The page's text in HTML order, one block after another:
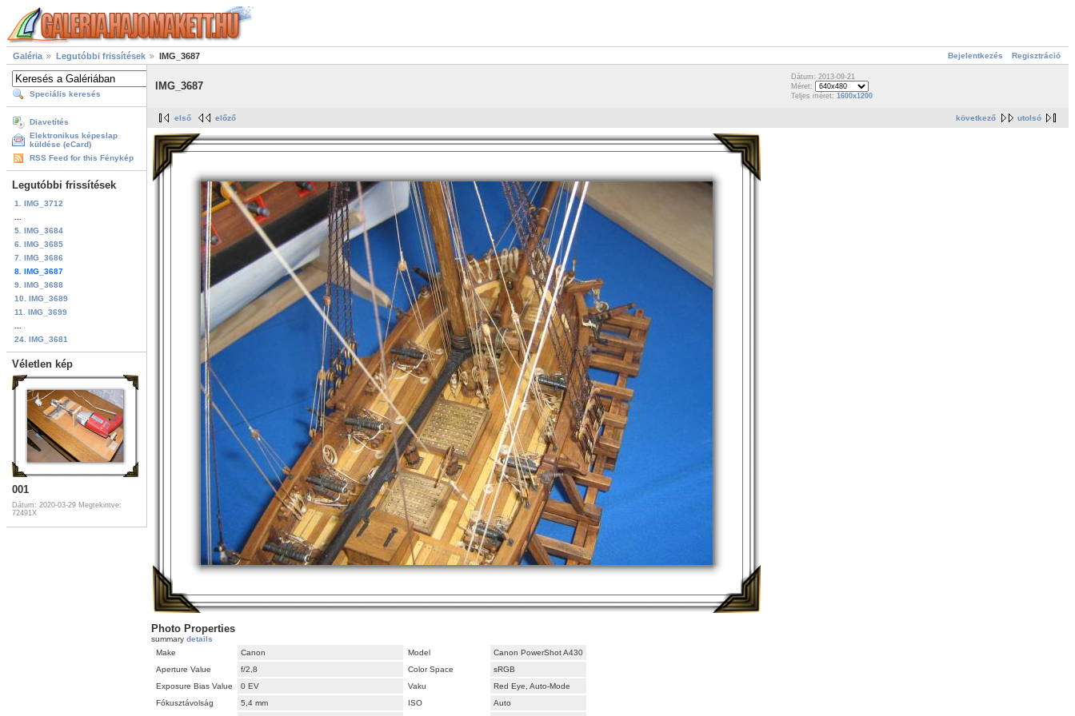
Bejelentkezés Regisztráció
Galéria Legutóbbi frissítések IMG_3687
Speciális keresés
Diavetítés
Elektronikus képeslap
küldése (eCard)
RSS Feed for this Fénykép
Legutóbbi frissítések
1. IMG_3712
5. IMG_3684
6. IMG_3685
7. IMG_3686
8. IMG_3687
9. IMG_3688
10. IMG_3689
11. IMG_3699
24. IMG_3681
Véletlen kép
001
Dátum: 2020-03-29 Megtekintve:
72491X
IMG_3687
Dátum: 2013-09-21
Méret:
Teljes méret: 1600x1200
következő utolsó
első előző
Photo Properties
summary details
Make
Canon Model
Canon PowerShot A430
Aperture Value
f/2,8 Color Space
sRGB
Exposure Bias Value
0 EV Vaku
Red Eye, Auto-Mode
Fókusztávolság
5,4 mm ISO
Auto